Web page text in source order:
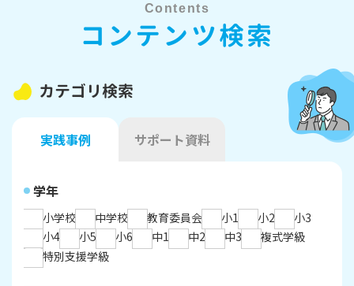
Contents
コンテンツ検索
カテゴリ検索
実践事例 サポート資料
学年
小学校 中学校 教育委員会 小1 小2
小3
小4
小5 小6 中1 中2 中3
複式学級
特別支援学級